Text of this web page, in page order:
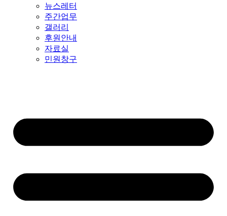
뉴스레터
주간업무
갤러리
후원안내
자료실
민원창구